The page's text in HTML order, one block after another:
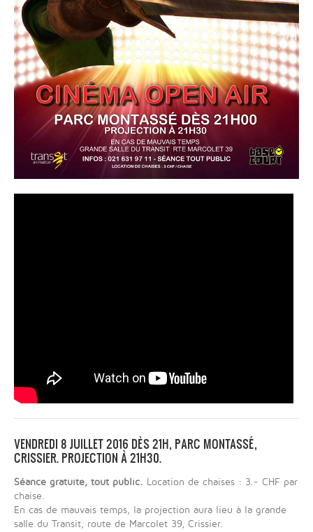
VENDREDI 8 JUILLET 2016 DÈS 21H, PARC MONTASSÉ,
CRISSIER. PROJECTION À 21H30.
Séance gratuite, tout public. Location de chaises : 3.- CHF par
chaise.
En cas de mauvais temps, la projection aura lieu à la grande
salle du Transit, route de Marcolet 39, Crissier.